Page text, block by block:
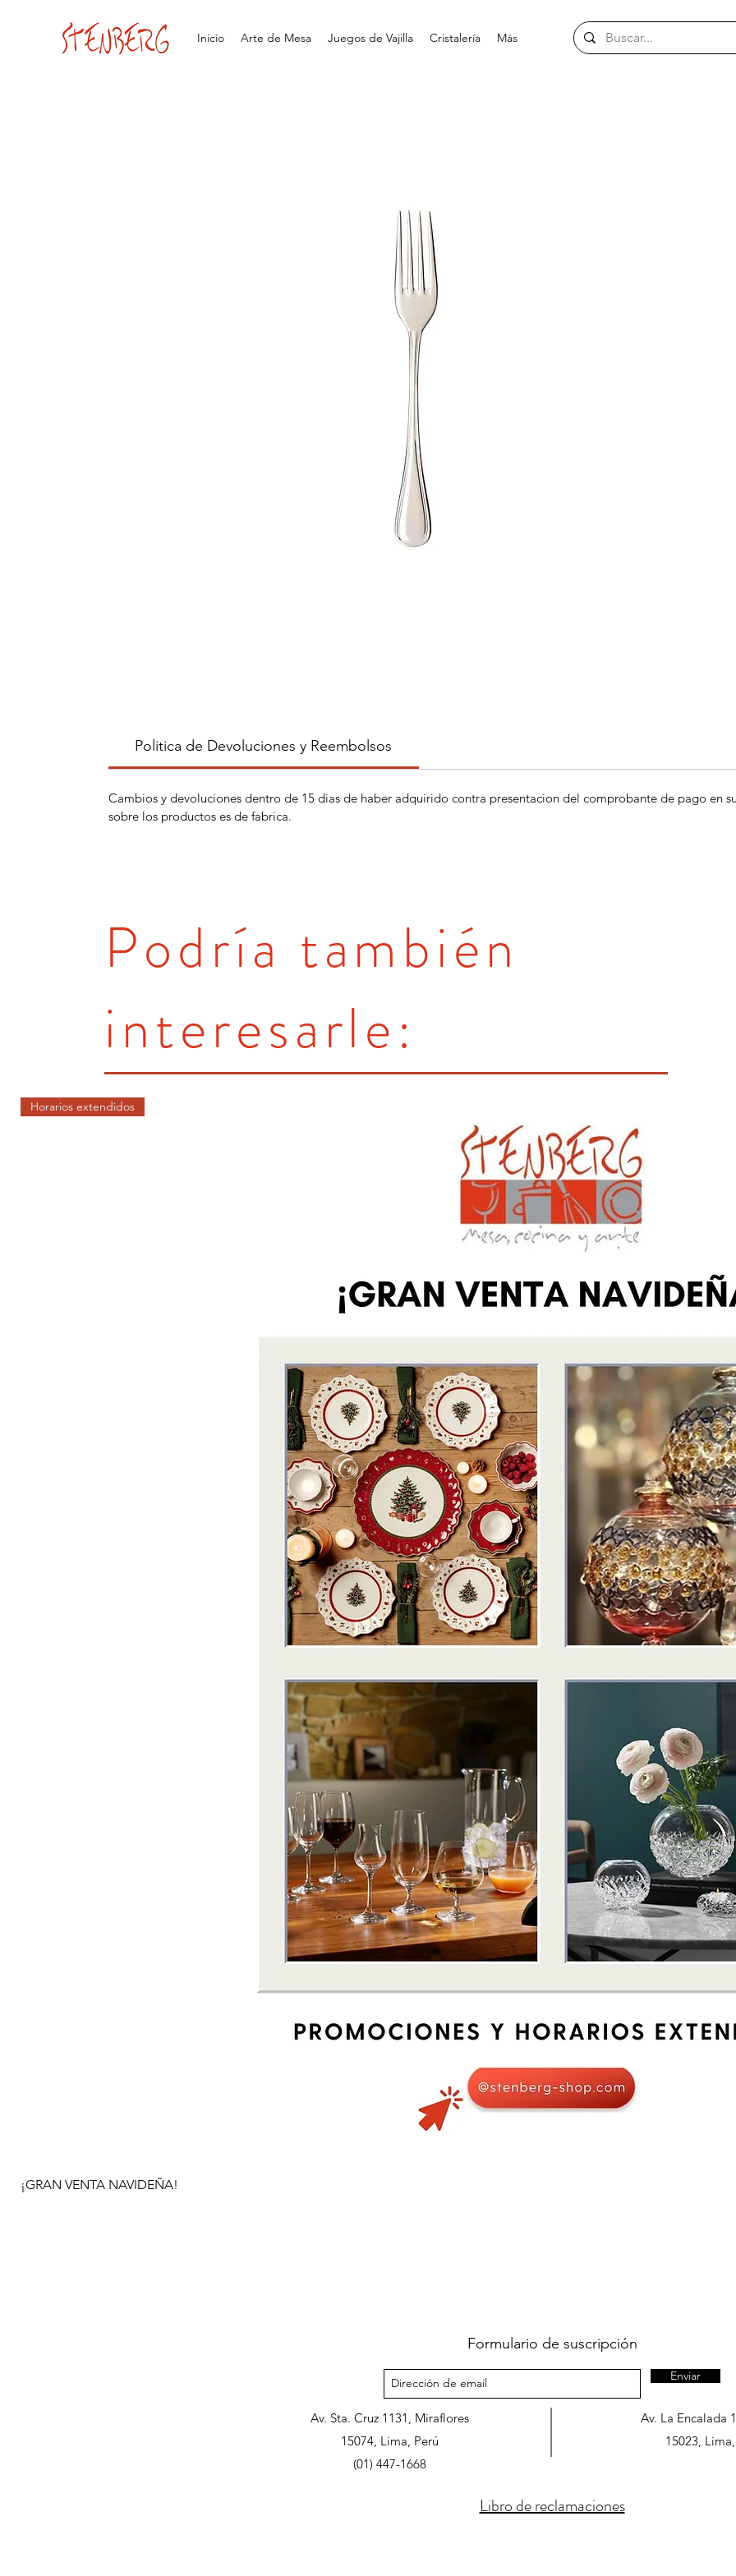
Inicio Arte de Mesa Juegos de Vajilla Cristalería Más
Politica de Devoluciones y Reembolsos
Cambios y devoluciones dentro de 15 dias de haber adquirido contra presentacion del comprobante de pago en
sobre los productos es de fabrica.
Horarios extendidos
¡GRAN VENTA NAVIDEÑA!
Podría también
interesarle:
Formulario de suscripción
Enviar
Av. Sta. Cruz 1131, Miraflores
15074, Lima, Perú
Av. La Encalada
15023,
(01) 447-1668
Libro de reclamaciones